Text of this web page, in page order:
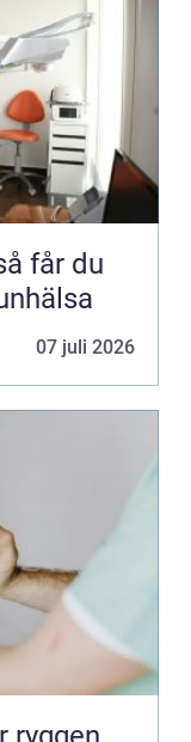
07 juli 2026